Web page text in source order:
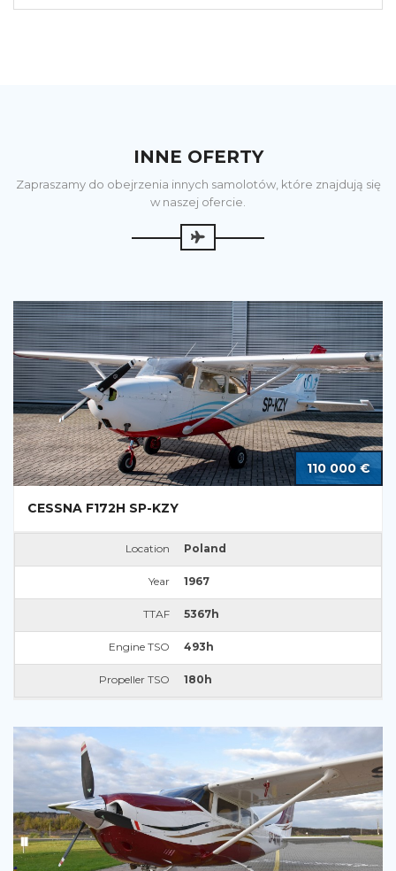
INNE OFERTY
Zapraszamy do obejrzenia innych samolotów, które znajdują się
w naszej ofercie.
110 000 €
CESSNA F172H SP-KZY
Location Poland
Year 1967
TTAF 5367h
Engine TSO 493h
Propeller TSO 180h